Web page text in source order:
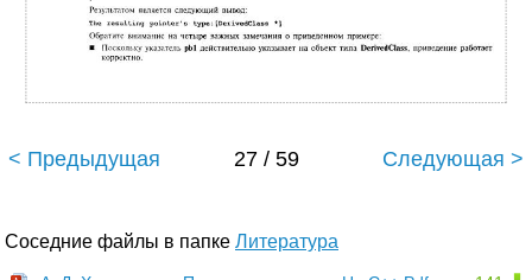
< Предыдущая 27 / 59 Следующая >
Соседние файлы в папке Литература